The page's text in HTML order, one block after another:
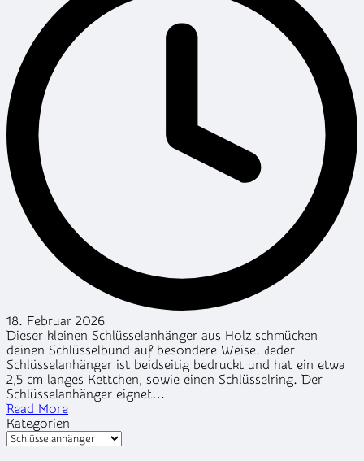
18. Februar 2026
Dieser kleinen Schlüsselanhänger aus Holz schmücken
deinen Schlüsselbund auf besondere Weise. Jeder
Schlüsselanhänger ist beidseitig bedruckt und hat ein etwa
2,5 cm langes Kettchen, sowie einen Schlüsselring. Der
Schlüsselanhänger eignet…
Read More
Kategorien